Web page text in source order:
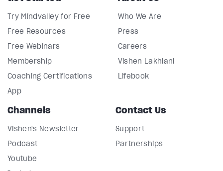
Try Mindvalley for Free
Free Resources
Free Webinars
Membership
Coaching Certifications
App
Who We Are
Press
Careers
Vishen Lakhiani
Lifebook
Channels
Vishen's Newsletter
Podcast
Youtube
Contact Us
Support
Partnerships